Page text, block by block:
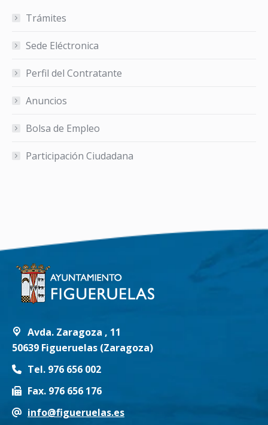
Trámites
Sede Eléctronica
Perfil del Contratante
Anuncios
Bolsa de Empleo
Participación Ciudadana
Avda. Zaragoza , 11
50639 Figueruelas (Zaragoza)
Tel. 976 656 002
Fax. 976 656 176
info@figueruelas.es